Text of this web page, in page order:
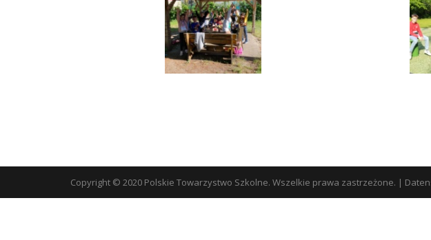
Copyright © 2020 Polskie Towarzystwo Szkolne. Wszelkie prawa zastrzeżone. |